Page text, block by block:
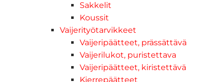
Sakkelit
Koussit
Vaijerityötarvikkeet
Vaijeripäätteet, prässättävä
Vaijerilukot, puristettava
Vaijeripäätteet, kiristettävä
Kierrepäätteet